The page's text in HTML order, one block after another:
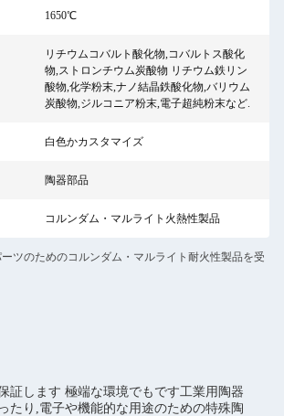
1650℃
リチウムコバルト酸化物,コバルトス酸化
物,ストロンチウム炭酸物 リチウム鉄リン
酸物,化学粉末,ナノ結晶鉄酸化物,バリウム
炭酸物,ジルコニア粉末,電子超純粉末など.
白色かカスタマイズ
陶器部品
コルンダム・マルライト火熱性製品
ーツのためのコルンダム・マルライト耐火性製品を受
証します 極端な環境でもです工業用陶器
たり,電子や機能的な用途のための特殊陶